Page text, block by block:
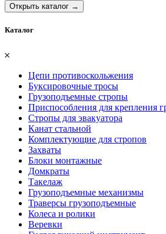
Открыть каталог →
Каталог
𐄂
Цепи противоскольжения
Буксировочные тросы
Грузоподъемные стропы
Приспособления для крепления
Стропы для эвакуатора
Канат стальной
Комплектующие для стропов
Захваты
Блоки монтажные
Домкраты
Такелаж
Грузоподъемные механизмы
Траверсы грузоподъемные
Колеса и ролики
Веревки